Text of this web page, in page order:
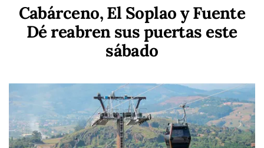
Cabárceno, El Soplao y Fuente
Dé reabren sus puertas este
sábado